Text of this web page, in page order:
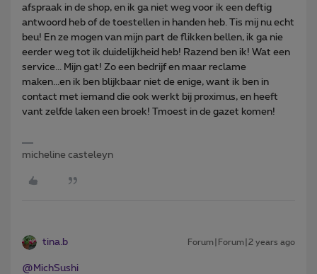
afspraak in de shop, en ik ga niet weg voor ik een deftig
antwoord heb of de toestellen in handen heb. Tis mij nu echt
beu! En ze mogen van mijn part de flikken bellen, ik ga nie
eerder weg tot ik duidelijkheid heb! Razend ben ik! Wat een
service... Mijn gat! Zo een bedrijf en maar reclame
maken...en ik ben blijkbaar niet de enige, want ik ben in
contact met iemand die ook werkt bij proximus, en heeft
vant zelfde laken een broek! Tmoest in de gazet komen!
micheline casteleyn
tina.b Forum|Forum|2 years ago
@MichSushi